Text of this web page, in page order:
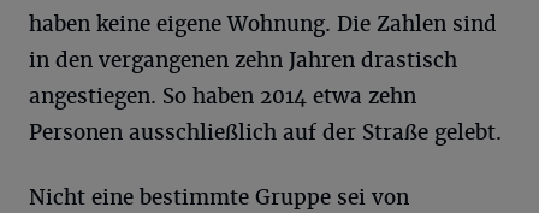
haben keine eigene Wohnung. Die Zahlen sind
in den vergangenen zehn Jahren drastisch
angestiegen. So haben 2014 etwa zehn
Personen ausschließlich auf der Straße gelebt.
Nicht eine bestimmte Gruppe sei von